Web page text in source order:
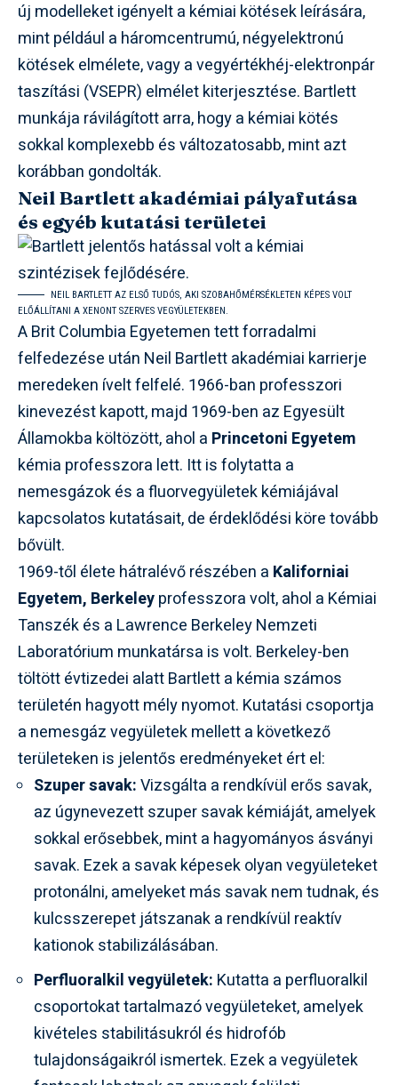
új modelleket igényelt a kémiai kötések leírására,
mint például a háromcentrumú, négyelektronú
kötések elmélete, vagy a vegyértékhéj-elektronpár
taszítási (VSEPR) elmélet kiterjesztése. Bartlett
munkája rávilágított arra, hogy a kémiai kötés
sokkal komplexebb és változatosabb, mint azt
korábban gondolták.
Neil Bartlett akadémiai pályafutása
és egyéb kutatási területei
NEIL BARTLETT AZ ELSŐ TUDÓS, AKI SZOBAHŐMÉRSÉKLETEN KÉPES VOLT
ELŐÁLLÍTANI A XENONT SZERVES VEGYÜLETEKBEN.
A Brit Columbia Egyetemen tett forradalmi
felfedezése után Neil Bartlett akadémiai karrierje
meredeken ívelt felfelé. 1966-ban professzori
kinevezést kapott, majd 1969-ben az Egyesült
Államokba költözött, ahol a Princetoni Egyetem
kémia professzora lett. Itt is folytatta a
nemesgázok és a fluorvegyületek kémiájával
kapcsolatos kutatásait, de érdeklődési köre tovább
bővült.
1969-től élete hátralévő részében a Kaliforniai
Egyetem, Berkeleyprofesszora volt, ahol a Kémiai
Tanszék és a Lawrence Berkeley Nemzeti
Laboratórium munkatársa is volt. Berkeley-ben
töltött évtizedei alatt Bartlett a kémia számos
területén hagyott mély nyomot. Kutatási csoportja
a nemesgáz vegyületek mellett a következő
területeken is jelentős eredményeket ért el:
Szuper savak:Vizsgálta a rendkívül erős savak,
az úgynevezett szuper savak kémiáját, amelyek
sokkal erősebbek, mint a hagyományos ásványi
savak. Ezek a savak képesek olyan vegyületeket
protonálni, amelyeket más savak nem tudnak, és
kulcsszerepet játszanak a rendkívül reaktív
kationok stabilizálásában.
Perfluoralkil vegyületek: Kutatta a perfluoralkil
csoportokat tartalmazó vegyületeket, amelyek
kivételes stabilitásukról és hidrofób
tulajdonságaikról ismertek. Ezek a vegyületek